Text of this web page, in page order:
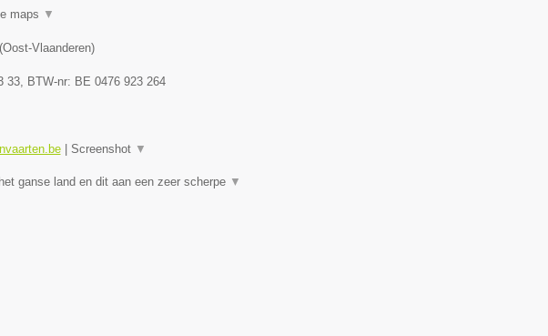
maps ▼
Oost-Vlaanderen)
33, BTW-nr: BE 0476 923 264
| Screenshot ▼
ganse land en dit aan een zeer scherpe ▼